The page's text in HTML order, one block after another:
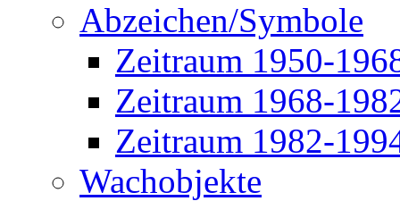
Abzeichen/Symbole
Zeitraum 1950-
Zeitraum 1968-
Zeitraum 1982-
Wachobjekte